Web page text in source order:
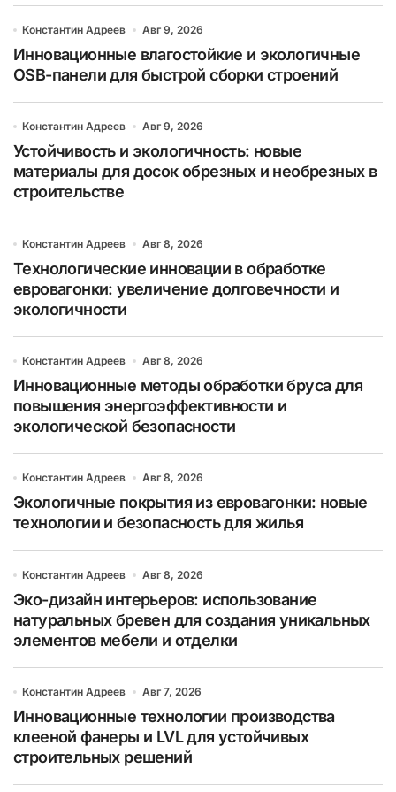
Константин Адреев Авг 9, 2026
Инновационные влагостойкие и экологичные
OSB-панели для быстрой сборки строений
Константин Адреев Авг 9, 2026
Устойчивость и экологичность: новые
материалы для досок обрезных и необрезных в
строительстве
Константин Адреев Авг 8, 2026
Технологические инновации в обработке
евровагонки: увеличение долговечности и
экологичности
Константин Адреев Авг 8, 2026
Инновационные методы обработки бруса для
повышения энергоэффективности и
экологической безопасности
Константин Адреев Авг 8, 2026
Экологичные покрытия из евровагонки: новые
технологии и безопасность для жилья
Константин Адреев Авг 8, 2026
Эко-дизайн интерьеров: использование
натуральных бревен для создания уникальных
элементов мебели и отделки
Константин Адреев Авг 7, 2026
Инновационные технологии производства
клееной фанеры и LVL для устойчивых
строительных решений